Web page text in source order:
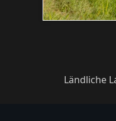
Ländliche